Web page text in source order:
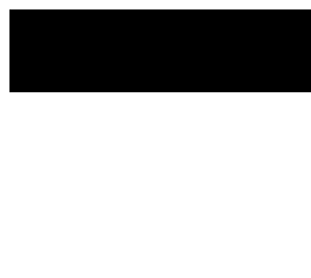
obsah